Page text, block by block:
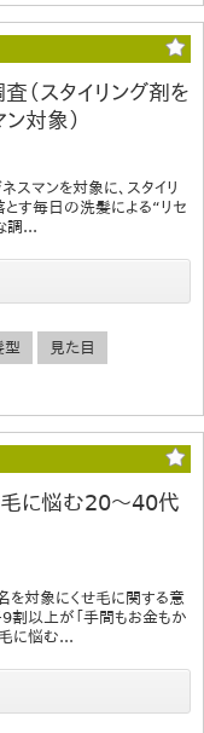
（スタイリング剤を
対象）
スマンを対象に、スタイリ
とす毎日の洗髪による“リセ
調...
型 見た目
毛に悩む20～40代
を対象にくせ毛に関する意
割以上が「手間もお金もか
毛に悩む...